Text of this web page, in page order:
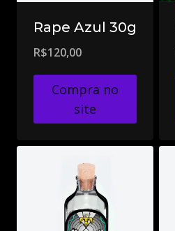
Rape Azul 30g
R$120,00
Compra no
site